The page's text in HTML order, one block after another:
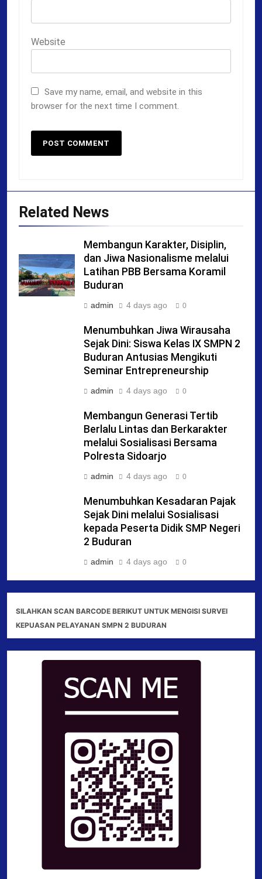
Website
Save my name, email, and website in this
browser for the next time I comment.
Related News
Membangun Karakter, Disiplin,
dan Jiwa Nasionalisme melalui
Latihan PBB Bersama Koramil
Buduran
admin 4 days ago 0
Menumbuhkan Jiwa Wirausaha
Sejak Dini: Siswa Kelas IX SMPN 2
Buduran Antusias Mengikuti
Seminar Entrepreneurship
admin 4 days ago 0
Membangun Generasi Tertib
Berlalu Lintas dan Berkarakter
melalui Sosialisasi Bersama
Polresta Sidoarjo
admin 4 days ago 0
Menumbuhkan Kesadaran Pajak
Sejak Dini melalui Sosialisasi
kepada Peserta Didik SMP Negeri
2 Buduran
admin 4 days ago 0
SILAHKAN SCAN BARCODE BERIKUT UNTUK MENGISI SURVEI
KEPUASAN PELAYANAN SMPN 2 BUDURAN